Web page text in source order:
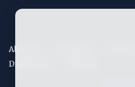
About Us
Disclaimers